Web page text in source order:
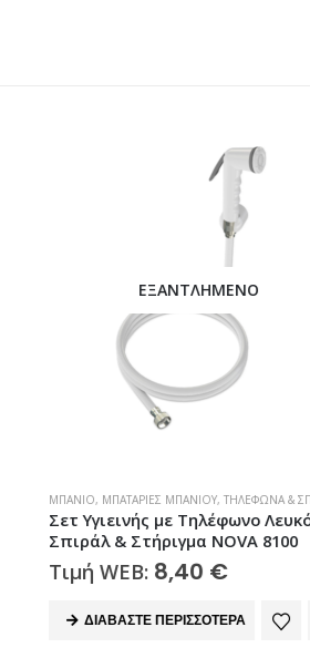
ΕΞΑΝΤΛΗΜΈΝΟ
ΜΠΆΝΙΟ,ΜΠΑΤΑΡΊΕΣ ΜΠΆΝΙΟΥ,ΤΗΛΈΦΩΝΑ & ΣΠΙΡΆΛ ΝΤΟΥΣ
Σετ Υγιεινής με Τηλέφωνο Λευκό,
Σπιράλ & Στήριγμα NOVA 8100
Τιμή WEB:8,40€
ΔΙΑΒΆΣΤΕ ΠΕΡΙΣΣΌΤΕΡΑ